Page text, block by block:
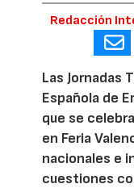
Redacción
Las Jornadas
Española de
que se
en Feria
nacionales e
cuestiones